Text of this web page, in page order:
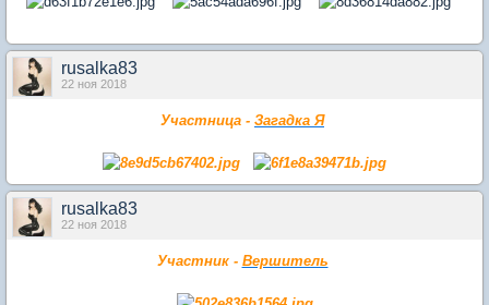
rusalka83
22 ноя 2018
Участница - Загадка Я
rusalka83
22 ноя 2018
Участник - Вершитель